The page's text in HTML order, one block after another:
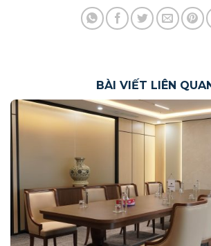
BÀI VIẾT LIÊN